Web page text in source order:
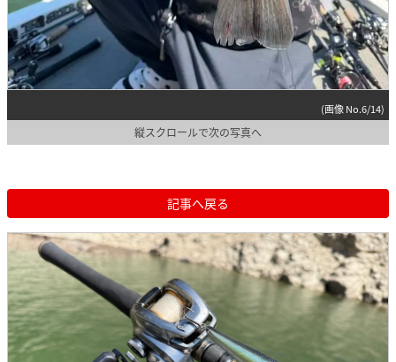
(画像 No.6/14)
縦スクロールで次の写真へ
記事へ戻る